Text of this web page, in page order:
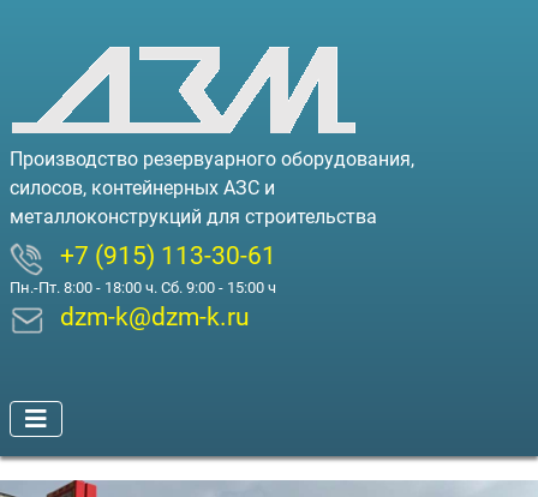
Производство резервуарного оборудования,
силосов, контейнерных АЗС и
металлоконструкций для строительства
+7 (915) 113-30-61
Пн.-Пт. 8:00 - 18:00 ч. Сб. 9:00 - 15:00 ч
dzm-k@dzm-k.ru